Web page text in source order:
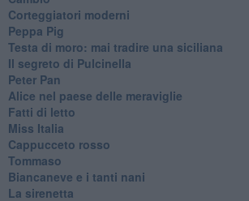
Corteggiatori moderni
Peppa Pig
Testa di moro: mai tradire una siciliana
Il segreto di Pulcinella
Peter Pan
Alice nel paese delle meraviglie
Fatti di letto
Miss Italia
Cappucceto rosso
Tommaso
Biancaneve e i tanti nani
La sirenetta